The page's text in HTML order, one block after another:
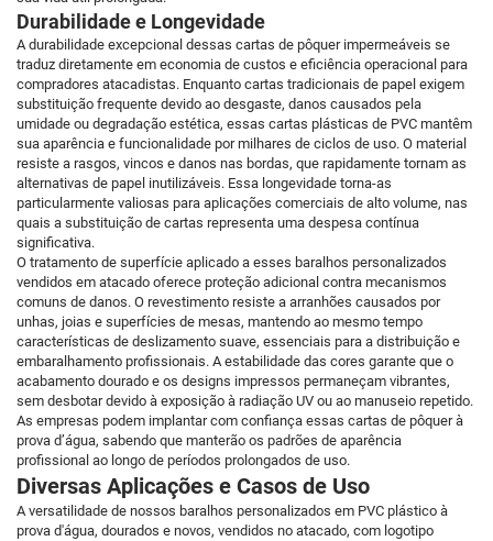
Durabilidade e Longevidade
A durabilidade excepcional dessas cartas de pôquer impermeáveis se
traduz diretamente em economia de custos e eficiência operacional para
compradores atacadistas. Enquanto cartas tradicionais de papel exigem
substituição frequente devido ao desgaste, danos causados pela
umidade ou degradação estética, essas cartas plásticas de PVC mantêm
sua aparência e funcionalidade por milhares de ciclos de uso. O material
resiste a rasgos, vincos e danos nas bordas, que rapidamente tornam as
alternativas de papel inutilizáveis. Essa longevidade torna-as
particularmente valiosas para aplicações comerciais de alto volume, nas
quais a substituição de cartas representa uma despesa contínua
significativa.
O tratamento de superfície aplicado a esses baralhos personalizados
vendidos em atacado oferece proteção adicional contra mecanismos
comuns de danos. O revestimento resiste a arranhões causados por
unhas, joias e superfícies de mesas, mantendo ao mesmo tempo
características de deslizamento suave, essenciais para a distribuição e
embaralhamento profissionais. A estabilidade das cores garante que o
acabamento dourado e os designs impressos permaneçam vibrantes,
sem desbotar devido à exposição à radiação UV ou ao manuseio repetido.
As empresas podem implantar com confiança essas cartas de pôquer à
prova d’água, sabendo que manterão os padrões de aparência
profissional ao longo de períodos prolongados de uso.
Diversas Aplicações e Casos de Uso
A versatilidade de nossos baralhos personalizados em PVC plástico à
prova d'água, dourados e novos, vendidos no atacado, com logotipo